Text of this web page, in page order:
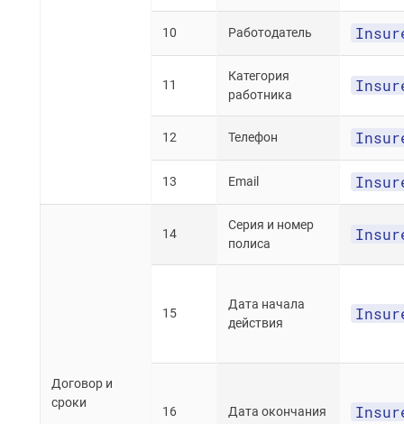
10 Работодатель
11
Категория
работника
12 Телефон
13 Email
Договор и
сроки
14
Серия и номер
полиса
15
Дата начала
действия
16 Дата окончания